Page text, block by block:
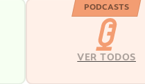
PODCASTS
VER TODOS